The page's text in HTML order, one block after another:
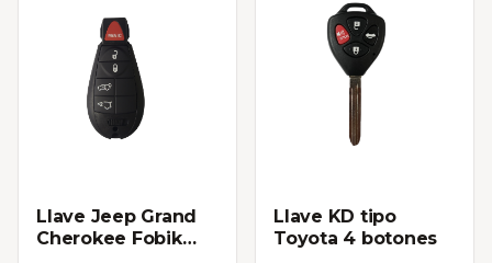
Llave Jeep Grand
Cherokee Fobik
Llave KD tipo
Toyota 4 botones